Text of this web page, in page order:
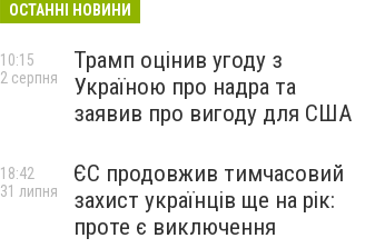
ОСТАННІ НОВИНИ
Трамп оцінив угоду з
Україною про надра та
заявив про вигоду для США
10:15
2 серпня
ЄС продовжив тимчасовий
захист українців ще на рік:
проте є виключення
18:42
31 липня